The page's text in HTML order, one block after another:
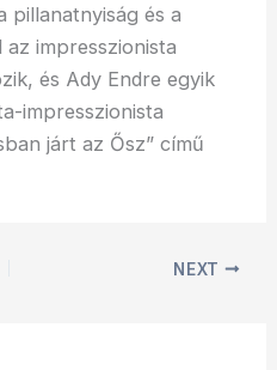
pillanatnyiság és a
impresszionista
és Ady Endre egyik
impresszionista
járt az Ősz” című
NEXT